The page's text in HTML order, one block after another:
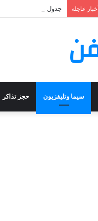
عاجلة جدول حفلات شيرين عبد الوهاب 2026: تعرف على مواعيد وأماكن
سيما وتليفزيون حجز تذاكر